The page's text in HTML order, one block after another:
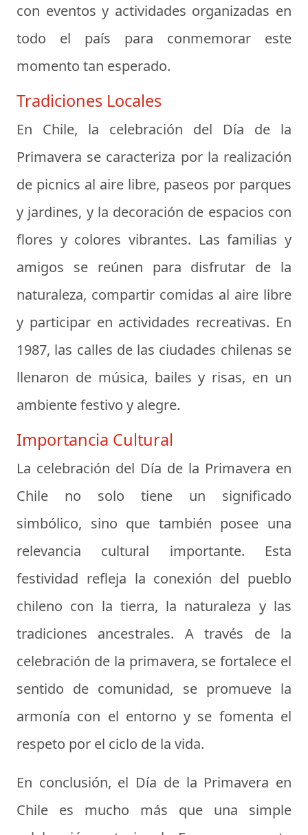
con eventos y actividades organizadas en
todo el país para conmemorar este
momento tan esperado.
Tradiciones Locales
En Chile, la celebración del Día de la
Primavera se caracteriza por la realización
de picnics al aire libre, paseos por parques
y jardines, y la decoración de espacios con
flores y colores vibrantes. Las familias y
amigos se reúnen para disfrutar de la
naturaleza, compartir comidas al aire libre
y participar en actividades recreativas. En
1987, las calles de las ciudades chilenas se
llenaron de música, bailes y risas, en un
ambiente festivo y alegre.
Importancia Cultural
La celebración del Día de la Primavera en
Chile no solo tiene un significado
simbólico, sino que también posee una
relevancia cultural importante. Esta
festividad refleja la conexión del pueblo
chileno con la tierra, la naturaleza y las
tradiciones ancestrales. A través de la
celebración de la primavera, se fortalece el
sentido de comunidad, se promueve la
armonía con el entorno y se fomenta el
respeto por el ciclo de la vida.
En conclusión, el Día de la Primavera en
Chile es mucho más que una simple